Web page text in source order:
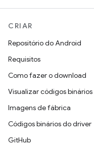
CRIAR
Repositório do Android
Requisitos
Como fazer o download
Visualizar códigos binários
Imagens de fábrica
Códigos binários do driver
GitHub